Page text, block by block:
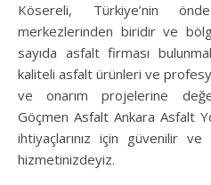
Kösereli, Türkiye’nin
merkezlerinden biridir ve
sayıda asfalt firması
kaliteli asfalt ürünleri ve
ve onarım projelerine
Göçmen Asfalt Ankara Asfalt
ihtiyaçlarınız için güvenilir
hizmetinizdeyiz.